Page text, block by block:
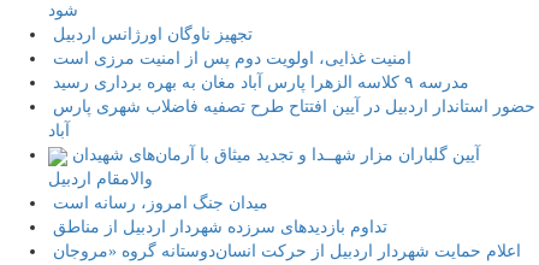
شود
تجهیز ناوگان اورژانس اردبیل
امنیت غذایی، اولویت دوم پس از امنیت مرزی است
مدرسه ۹ کلاسه الزهرا پارس آباد مغان به بهره برداری رسید
آباد
والامقام اردبیل
میدان جنگ امروز، رسانه است
تداوم بازدیدهای سرزده شهردار اردبیل از مناطق